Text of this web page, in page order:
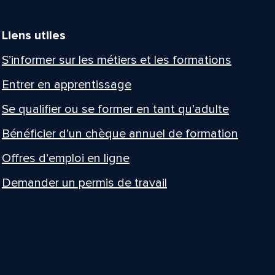
Liens utiles
S’informer sur les métiers et les formations
Entrer en apprentissage
Se qualifier ou se former en tant qu’adulte
Bénéficier d’un chèque annuel de formation
Offres d’emploi en ligne
Demander un permis de travail